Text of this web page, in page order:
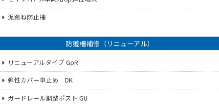
泥跳ね防止柵
防護柵補修（リニューアル）
リニューアルタイプ GpR
弾性カバー車止め DK
ガードレール調整ポスト GU